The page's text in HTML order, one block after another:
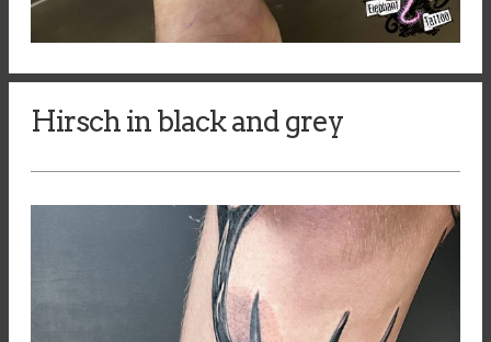
Hirsch in black and grey